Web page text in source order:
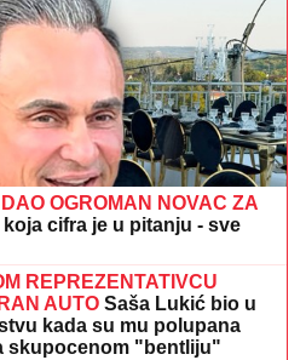
OGROMAN NOVAC ZA
koja cifra je u pitanju - sve
REPREZENTATIVCU
AUTO Saša Lukić bio u
kada su mu polupana
skupocenom "bentliju"